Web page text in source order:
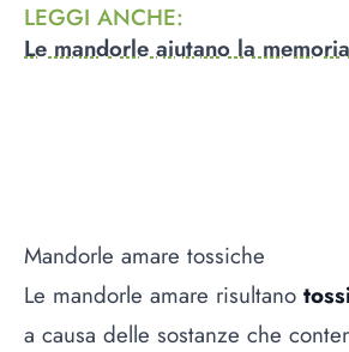
LEGGI ANCHE:
Le mandorle aiutano la
Mandorle amare tossiche
Le mandorle amare risultano
a causa delle sostanze che